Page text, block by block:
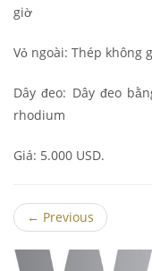
giờ
Vỏ ngoài: Thép không
Dây đeo: Dây đeo
rhodium
Giá: 5.000 USD.
← Previous